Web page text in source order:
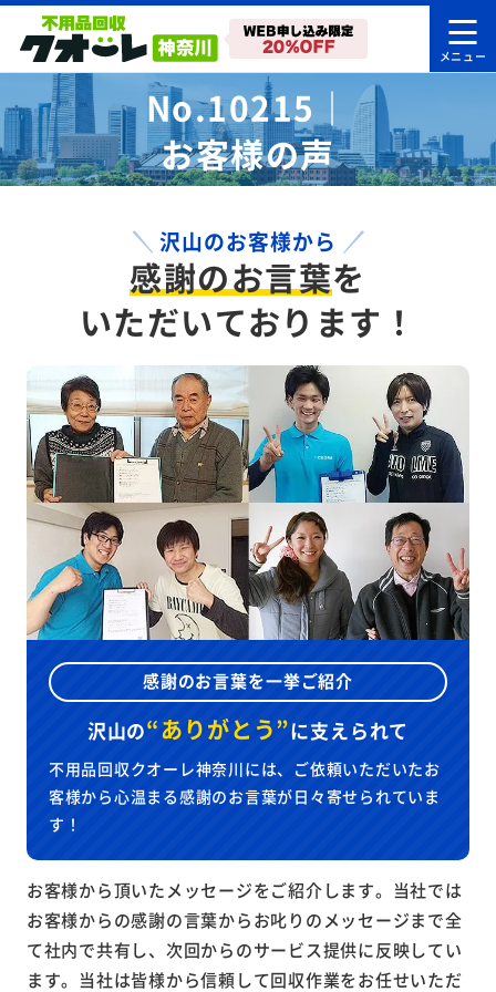
No.10215｜
お客様の声
沢山のお客様から
感謝のお言葉を
いただいております！
感謝のお言葉を一挙ご紹介
沢山の“ありがとう”に支えられて
不用品回収クオーレ神奈川には、ご依頼いただいたお
客様から心温まる感謝のお言葉が日々寄せられていま
す！
お客様から頂いたメッセージをご紹介します。当社では
お客様からの感謝の言葉からお叱りのメッセージまで全
て社内で共有し、次回からのサービス提供に反映してい
ます。当社は皆様から信頼して回収作業をお任せいただ